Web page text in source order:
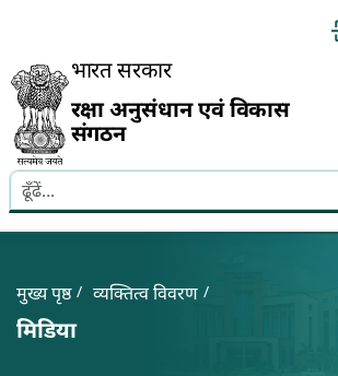
भारत सरकार
रक्षा अनुसंधान एवं विकास
संगठन
Search here
Breadcrumb
मुख्य पृष्ठ व्यक्तित्व विवरण
मिडिया
Untitled
Slide